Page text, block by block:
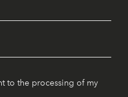
to the processing of my